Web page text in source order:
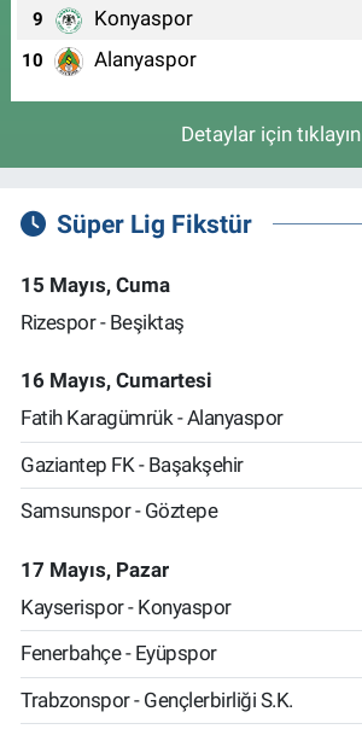
9 Konyaspor
10 Alanyaspor
Detaylar için tıklayın
Süper Lig Fikstür
15 Mayıs, Cuma
Rizespor - Beşiktaş
16 Mayıs, Cumartesi
Fatih Karagümrük - Alanyaspor
Gaziantep FK - Başakşehir
Samsunspor - Göztepe
17 Mayıs, Pazar
Kayserispor - Konyaspor
Fenerbahçe - Eyüpspor
Trabzonspor - Gençlerbirliği S.K.